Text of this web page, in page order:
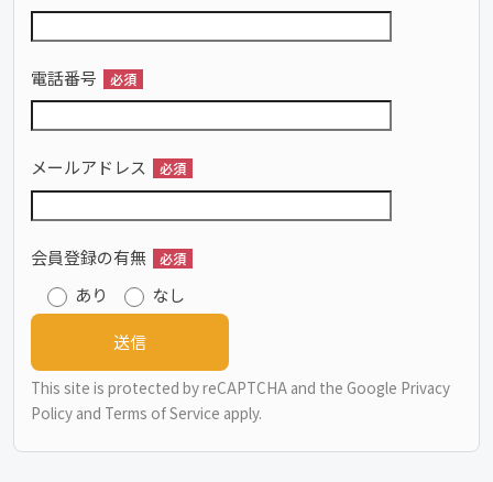
電話番号 必須
メールアドレス 必須
会員登録の有無 必須
あり なし
This site is protected by reCAPTCHA and the Google Privacy
Policy and Terms of Service apply.